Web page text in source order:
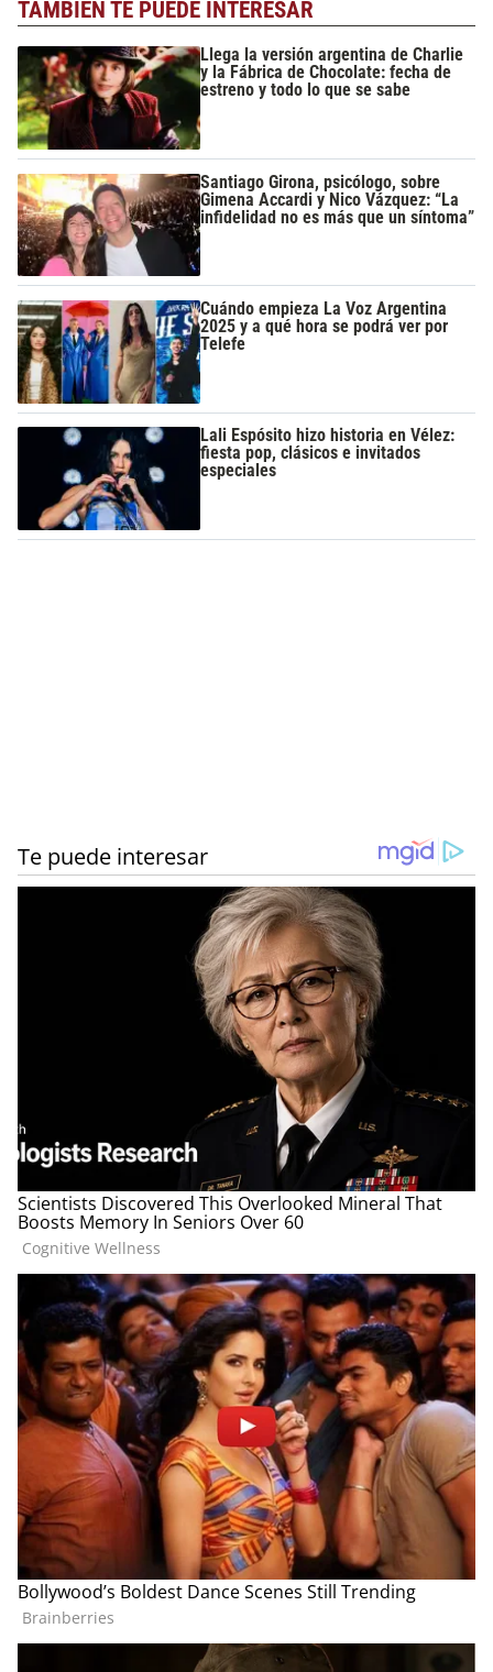
TAMBIÉN TE PUEDE INTERESAR
Llega la versión argentina de Charlie
y la Fábrica de Chocolate: fecha de
estreno y todo lo que se sabe
Santiago Girona, psicólogo, sobre
Gimena Accardi y Nico Vázquez: “La
infidelidad no es más que un síntoma”
Cuándo empieza La Voz Argentina
2025 y a qué hora se podrá ver por
Telefe
Lali Espósito hizo historia en Vélez:
fiesta pop, clásicos e invitados
especiales